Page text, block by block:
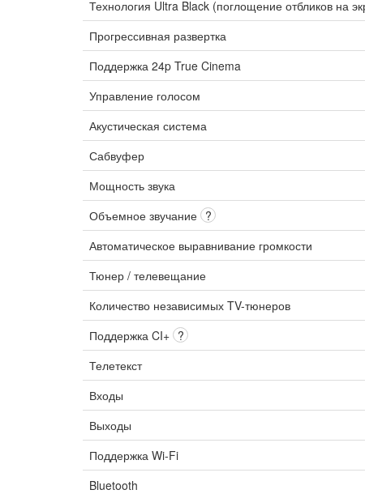
Технология Ultra Black (поглощение отбликов на
Прогрессивная развертка
Поддержка 24p True Cinema
Управление голосом
Акустическая система
Сабвуфер
Мощность звука
Объемное звучание ?
Автоматическое выравнивание громкости
Тюнер / телевещание
Количество независимых TV-тюнеров
Поддержка CI+ ?
Телетекст
Входы
Выходы
Поддержка Wi-Fi
Bluetooth